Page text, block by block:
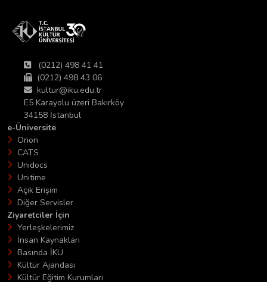
(0212) 498 41 41
(0212) 498 43 06
kultur@iku.edu.tr
E5 Karayolu üzeri Bakırköy
34158 İstanbul
e-Üniversite
Orion
CATS
Unidocs
Unitime
Açık Erişim
Diğer Servisler
Ziyaretciler İçin
Yerleşkelerimiz
İnsan Kaynakları
Basında İKÜ
Kültür Ajandası
Kültür Eğitim Kurumları